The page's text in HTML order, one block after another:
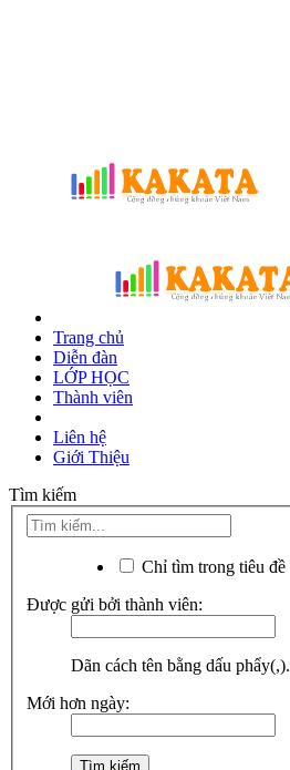
Trang chủ
Diễn đàn
LỚP HỌC
Thành viên
Liên hệ
Giới Thiệu
Tìm kiếm
Chỉ tìm trong tiêu đề
Được gửi bởi thành viên:
Dãn cách tên bằng dấu phẩy(,).
Mới hơn ngày: